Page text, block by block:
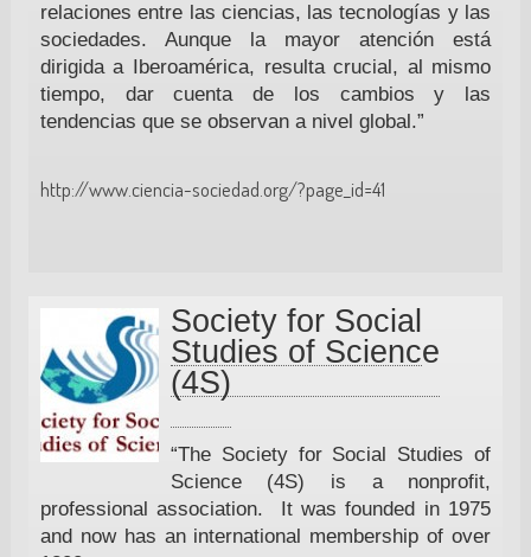
relaciones entre las ciencias, las tecnologías y las
sociedades. Aunque la mayor atención está
dirigida a Iberoamérica, resulta crucial, al mismo
tiempo, dar cuenta de los cambios y las
tendencias que se observan a nivel global.”
http://www.ciencia-sociedad.org/?page_id=41
Society for Social
Studies of Science
(4S)
“The Society for Social Studies of
Science (4S) is a nonprofit,
professional association. It was founded in 1975
and now has an international membership of over